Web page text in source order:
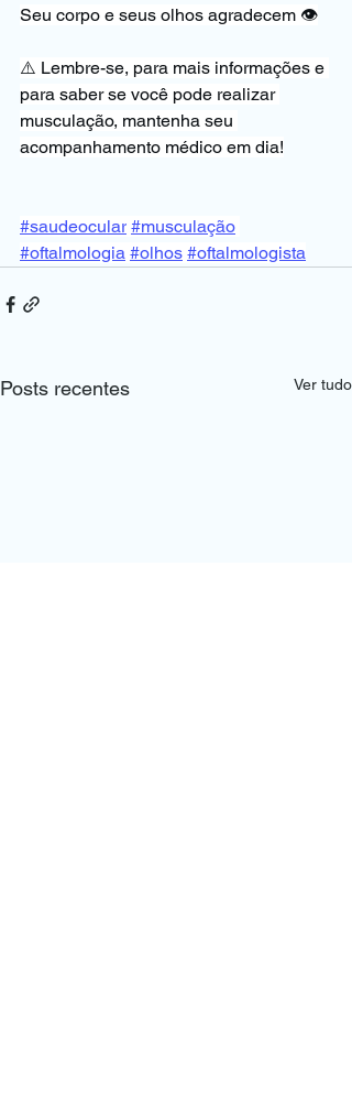
Seu corpo e seus olhos agradecem 👁️
⚠️ Lembre-se, para mais informações e
para saber se você pode realizar
musculação, mantenha seu
acompanhamento médico em dia!
#saudeocular #musculação
#oftalmologia #olhos #oftalmologista
Posts recentes Ver tudo